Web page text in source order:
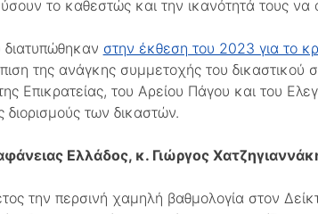
το καθεστώς και την ικανότητά τους
στην έκθεση του 2023 για το
της ανάγκης συμμετοχής του δικαστικού
Επικρατείας, του Αρείου Πάγου και του
των δικαστών.
Ελλάδος, κ. Γιώργος
την περσινή χαμηλή βαθμολογία στον